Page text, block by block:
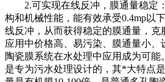
2.可实现在线反冲，膜通量稳定
构和机械性能，能有效承受0.4mp以
线反冲，从而获得稳定的膜通量，克
应用中价格高、易污染、膜通量小
陶瓷膜系统在水处理中应用成为可
是专为污水处理设计的，其*大特点